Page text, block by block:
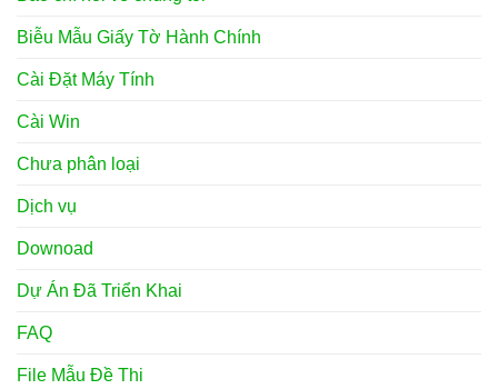
Biễu Mẫu Giấy Tờ Hành Chính
Cài Đặt Máy Tính
Cài Win
Chưa phân loại
Dịch vụ
Downoad
Dự Án Đã Triển Khai
FAQ
File Mẫu Đề Thi